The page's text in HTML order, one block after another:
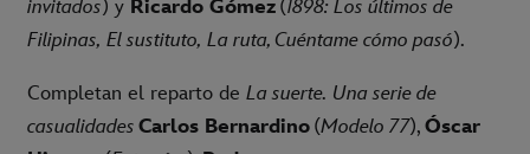
invitados) y Ricardo Gómez (1898: Los últimos de
Filipinas, El sustituto, La ruta, Cuéntame cómo pasó).
Completan el reparto de La suerte. Una serie de
casualidades Carlos Bernardino (Modelo 77), Óscar